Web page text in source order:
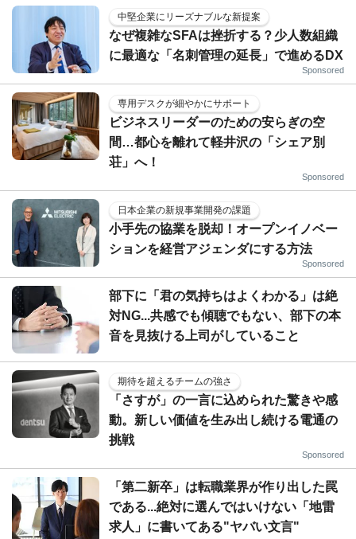
中堅企業にリーズナブルな新提案
なぜ複雑なSFAは挫折する？少人数組織
に最適な「名刺管理の延長」で進めるDX
Sponsored
専用デスクが細やかにサポート
ビジネスリーダーのための安らぎの空
間…都心を離れて軽井沢の「シェア別
荘」へ！
Sponsored
日本企業の新規事業開発の課題
小手先の協業を脱却！オープンイノベー
ションを経営アジェンダにする方法
Sponsored
部下に「君の気持ちはよくわかる」は絶
対NG...共感でも傾聴でもない、部下の本
音を見抜ける上司がしていること
期待を超えるチームの強さ
「さすが」の一言に込められた驚きや感
動。新しい価値を生み出し続ける電通の
挑戦
Sponsored
「第二新卒」は転職業界が作り出した罠
である...絶対に選んではいけない「地雷
求人」に書いてある"ヤバい文言"